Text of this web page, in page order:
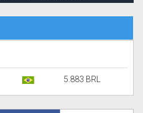
5.883 BRL